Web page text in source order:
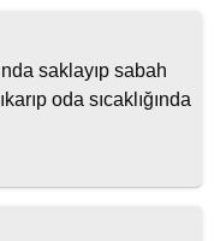
saklayıp sabah
oda sıcaklığında